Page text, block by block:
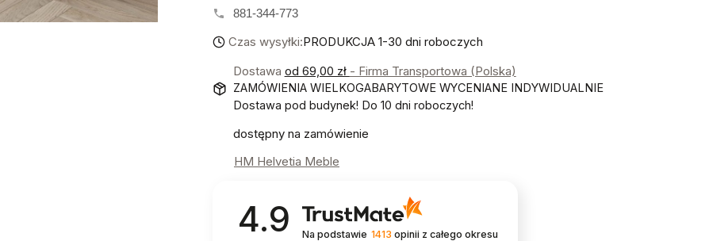
881-344-773
Czas wysyłki:PRODUKCJA 1-30 dni roboczych
Dostawa od 69,00 zł - Firma Transportowa (Polska)
ZAMÓWIENIA WIELKOGABARYTOWE WYCENIANE INDYWIDUALNIE
Dostawa pod budynek! Do 10 dni roboczych!
dostępny na zamówienie
HM Helvetia Meble
4.9 Na podstawie 1413 opinii z całego okresu